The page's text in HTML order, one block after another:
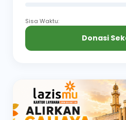
Sisa Waktu:
Donasi